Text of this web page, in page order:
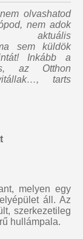
nem olvashatod
nem adok
aktuális
sem küldök
! Inkább a
az Otthon
tarts
melyen egy
áll. Az
szerkezetileg
hullámpala.